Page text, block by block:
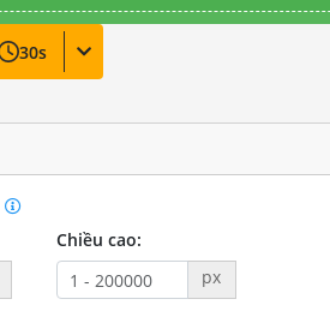
30s
Chiều cao:
px